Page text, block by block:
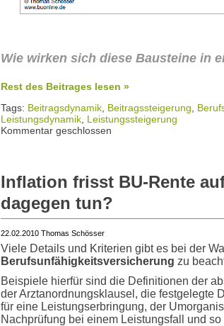
Wie wirken sich diese Bausteine in
Rest des Beitrages lesen »
Tags: Beitragsdynamik Beitragssteigerung
Leistungsdynamik Leistungssteigerung
Kommentar geschlossen
Inflation frisst BU-Rente
dagegen tun?
22.02.2010 Thomas Schösser
Viele Details und Kriterien gibt es bei der
Berufsunfähigkeitsversicherung zu
Beispiele hierfür sind die Definitionen der
der Arztanordnungsklausel, die festgelegte
für eine Leistungserbringung, der
Nachprüfung bei einem Leistungsfall und so